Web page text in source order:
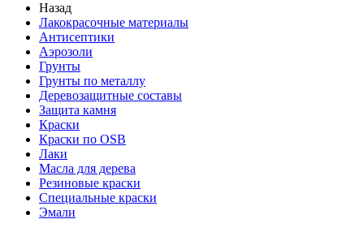
Назад
Лакокрасочные материалы
Антисептики
Аэрозоли
Грунты
Грунты по металлу
Деревозащитные составы
Защита камня
Краски
Краски по OSB
Лаки
Масла для дерева
Резиновые краски
Специальные краски
Эмали